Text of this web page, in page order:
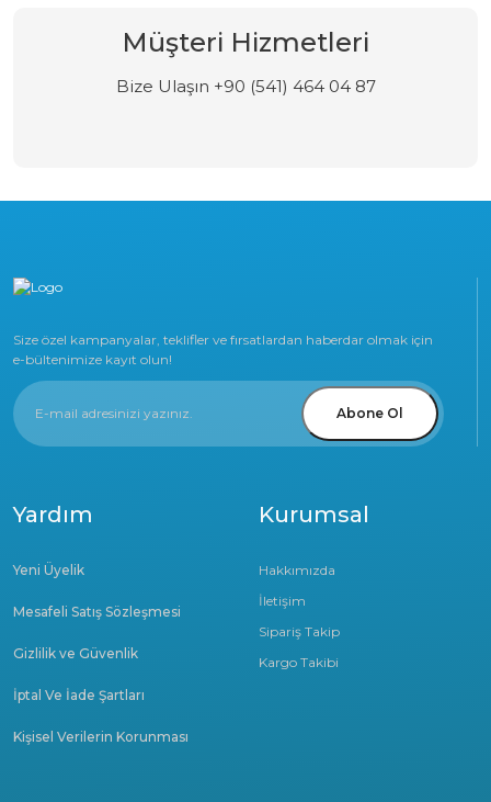
Müşteri Hizmetleri
Bize Ulaşın +90 (541) 464 04 87
Size özel kampanyalar, teklifler ve fırsatlardan haberdar olmak için
e-bültenimize kayıt olun!
Abone Ol
Kurumsal
Hakkımızda
İletişim
Sipariş Takip
Kargo Takibi
Yardım
Yeni Üyelik
Mesafeli Satış Sözleşmesi
Gizlilik ve Güvenlik
İptal Ve İade Şartları
Kişisel Verilerin Korunması